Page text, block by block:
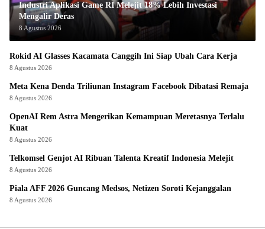
Industri Aplikasi Game RI Melejit 18% Lebih Investasi
Mengalir Deras
8 Agustus 2026
Rokid AI Glasses Kacamata Canggih Ini Siap Ubah Cara Kerja
8 Agustus 2026
Meta Kena Denda Triliunan Instagram Facebook Dibatasi Remaja
8 Agustus 2026
OpenAI Rem Astra Mengerikan Kemampuan Meretasnya Terlalu
Kuat
8 Agustus 2026
Telkomsel Genjot AI Ribuan Talenta Kreatif Indonesia Melejit
8 Agustus 2026
Piala AFF 2026 Guncang Medsos, Netizen Soroti Kejanggalan
8 Agustus 2026